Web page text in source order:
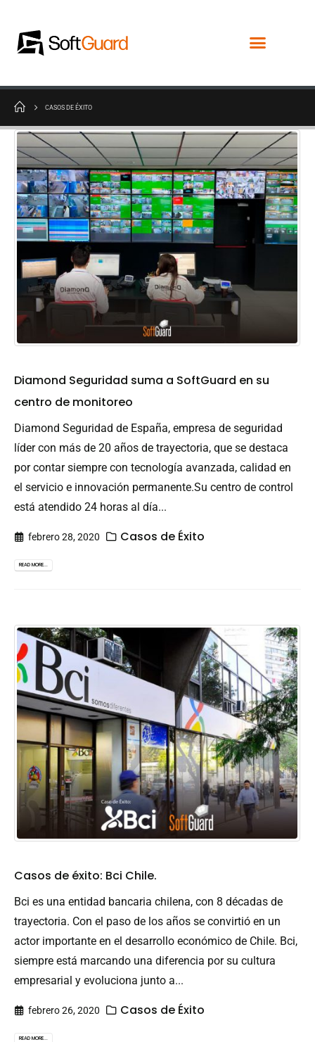
CASOS DE ÉXITO
Diamond Seguridad suma a SoftGuard en su
centro de monitoreo
Diamond Seguridad de España, empresa de seguridad
líder con más de 20 años de trayectoria, que se destaca
por contar siempre con tecnología avanzada, calidad en
el servicio e innovación permanente.Su centro de control
está atendido 24 horas al día...
febrero 28, 2020 Casos de Éxito
READ MORE...
Casos de éxito: Bci Chile.
Bci es una entidad bancaria chilena, con 8 décadas de
trayectoria. Con el paso de los años se convirtió en un
actor importante en el desarrollo económico de Chile. Bci,
siempre está marcando una diferencia por su cultura
empresarial y evoluciona junto a...
febrero 26, 2020 Casos de Éxito
READ MORE...